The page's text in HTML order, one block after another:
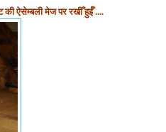
की ऐसेम्बली मेज पर रखीँ हुईँ ....